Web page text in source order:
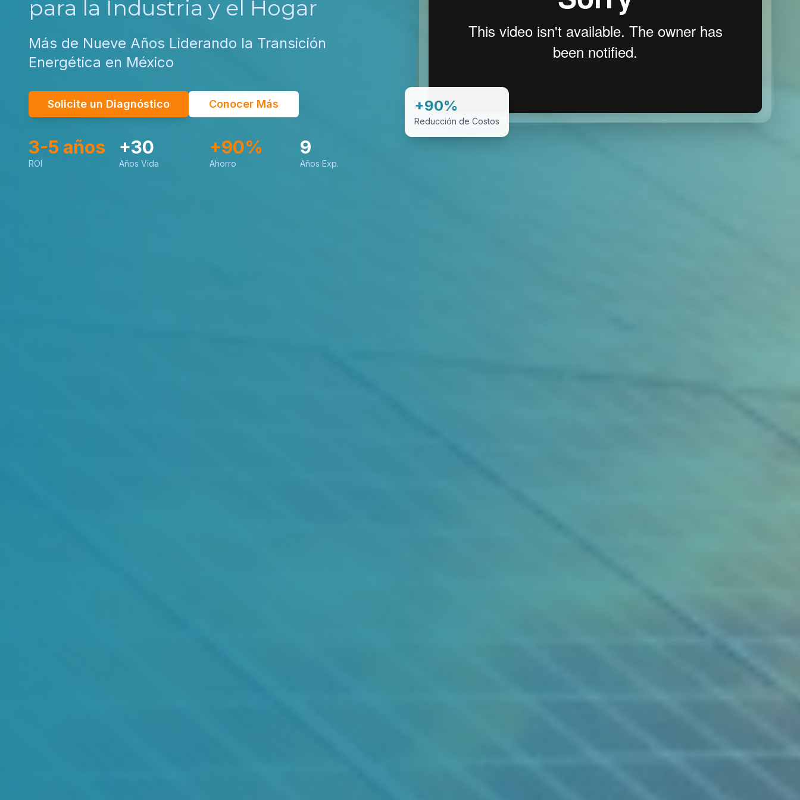
para la Industria y el Hogar
Más de Nueve Años Liderando la Transición
Energética en México
Solicite un Diagnóstico Conocer Más
3-5 años
ROI
+30
Años Vida
+90%
Ahorro
9
Años Exp.
+90%
Reducción de Costos